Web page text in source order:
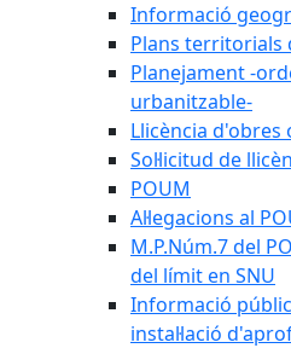
Informació
Plans territorials
Planejament -
urbanitzable-
Llicència d'obres
Sol·licitud de
POUM
Al·legacions al
M.P.Núm.7 del
del límit en SNU
Informació
instal·lació